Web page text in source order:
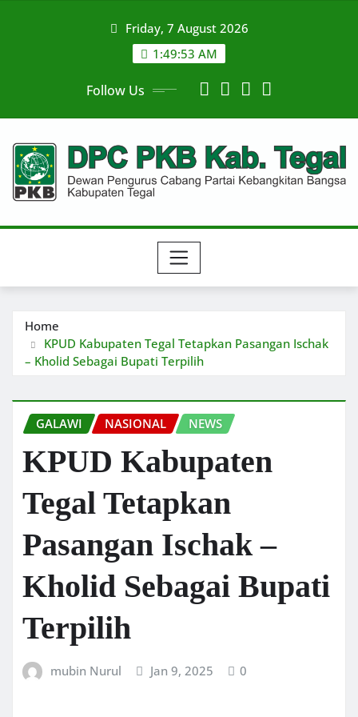
Friday, 7 August 2026
1:49:54 AM
Follow Us
Home
KPUD Kabupaten Tegal Tetapkan Pasangan Ischak
– Kholid Sebagai Bupati Terpilih
GALAWI NASIONAL NEWS
KPUD Kabupaten
Tegal Tetapkan
Pasangan Ischak –
Kholid Sebagai Bupati
Terpilih
mubin Nurul Jan 9, 2025 0